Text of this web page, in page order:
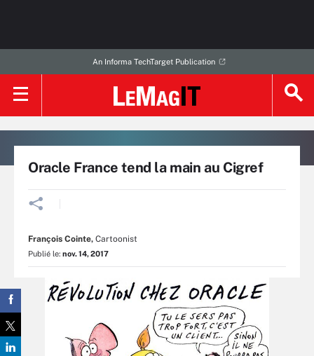
An Informa TechTarget Publication
Oracle France tend la main au Cigref
François Cointe, Cartoonist
Publié le: nov. 14, 2017